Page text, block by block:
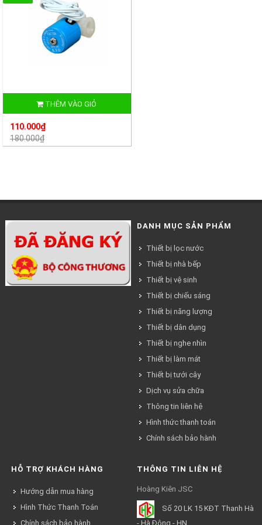
THÊM VÀO GIỎ
110.000₫
180.000₫
DANH MỤC SẢN PHẨM
Thiết bị lọc nước
Thiết bị nhà bếp
Thiết bị vệ sinh
Thiết bị chiếu sáng
Thiết bị năng lượng
Thiết bị dân dụng
Thiết bị nghe nhìn
Thiết bị làm mát
Thiết bị tưới cây
Dịch vụ sửa chữa
Thông tin liên hệ
Hình thức thanh toán
Chính sách bảo hành
HỖ TRỢ KHÁCH HÀNG
Hướng dẫn mua hàng
Hình Thức Thanh Toán
Chính sách bảo hành
THÔNG TIN LIÊN HỆ
Hoàng Kiên JSC
Số 20 LK 15 KĐT Thanh Hà
- Hà Đông - HN